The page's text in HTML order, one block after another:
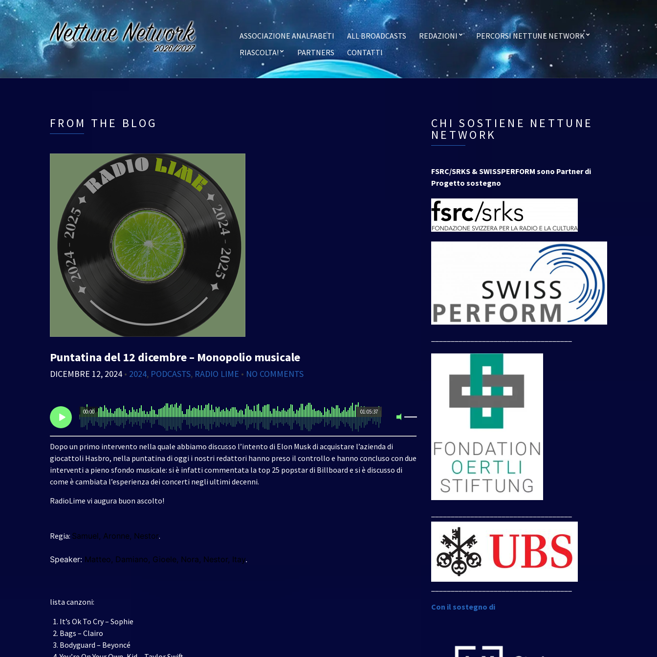
ASSOCIAZIONE ANALFABETI ALL BROADCASTS REDAZIONI
PERCORSI NETTUNE NETWORK
RIASCOLTA!
PARTNERS CONTATTI
FROM THE BLOG
Puntatina del 12 dicembre – Monopolio musicale
DICEMBRE 12, 2024 • 2024, PODCASTS, RADIO LIME • NO COMMENTS
01:05:37
00:00
Dopo un primo intervento nella quale abbiamo discusso l’intento di Elon Musk di acquistare l’azienda di
giocattoli Hasbro, nella puntatina di oggi i nostri redattori hanno preso il controllo e hanno concluso con due
interventi a pieno sfondo musicale: si è infatti commentata la top 25 popstar di Billboard e si è discusso di
come è cambiata l’esperienza dei concerti negli ultimi decenni.
RadioLime vi augura buon ascolto!
Regia: Samuel, Aronne, Nestor.
Speaker: Matteo, Damiano, Gioele, Nora, Nestor, Itay.
lista canzoni:
It’s Ok To Cry – Sophie
Bags – Clairo
Bodyguard – Beyoncé
CHI SOSTIENE NETTUNE
NETWORK
FSRC/SRKS & SWISSPERFORM sono Partner di
Progetto sostegno
Con il sostegno di